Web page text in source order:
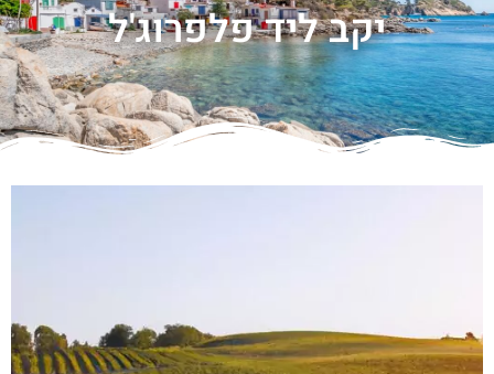
יקב ליד פלפרוג'ל